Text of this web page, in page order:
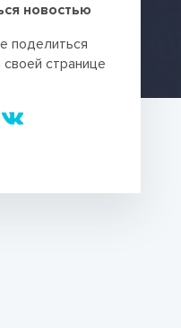
новостью
поделиться
странице